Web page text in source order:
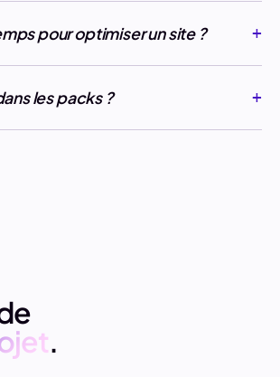
pour optimiser un site ?
les packs ?
.